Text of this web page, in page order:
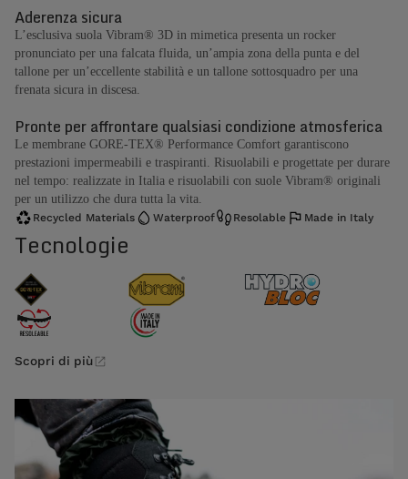
Aderenza sicura
L’esclusiva suola Vibram® 3D in mimetica presenta un rocker
pronunciato per una falcata fluida, un’ampia zona della punta e del
tallone per un’eccellente stabilità e un tallone sottosquadro per una
frenata sicura in discesa.
Pronte per affrontare qualsiasi condizione atmosferica
Le membrane GORE-TEX® Performance Comfort garantiscono
prestazioni impermeabili e traspiranti. Risuolabili e progettate per durare
nel tempo: realizzate in Italia e risuolabili con suole Vibram® originali
per un utilizzo che dura tutta la vita.
Recycled Materials Waterproof Resolable Made in Italy
Tecnologie
Scopri di più